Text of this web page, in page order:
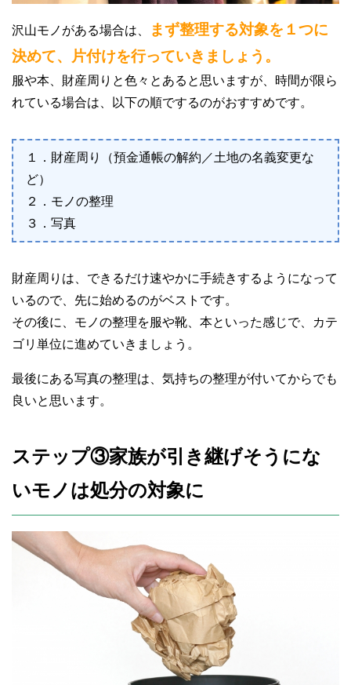
沢山モノがある場合は、
まず整理する対象を１つに
決めて、片付けを行っていきましょう。
服や本、財産周りと色々とあると思いますが、時間が限ら
れている場合は、以下の順でするのがおすすめです。
１．財産周り（預金通帳の解約／土地の名義変更な
ど）
２．モノの整理
３．写真
財産周りは、できるだけ速やかに手続きするようになって
いるので、先に始めるのがベストです。
その後に、モノの整理を服や靴、本といった感じで、カテ
ゴリ単位に進めていきましょう。
最後にある写真の整理は、気持ちの整理が付いてからでも
良いと思います。
ステップ③家族が引き継げそうにな
いモノは処分の対象に